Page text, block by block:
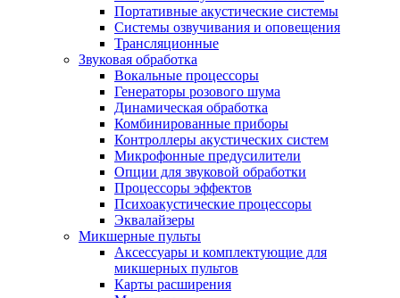
Портативные акустические системы
Системы озвучивания и оповещения
Трансляционные
Звуковая обработка
Вокальные процессоры
Генераторы розового шума
Динамическая обработка
Комбинированные приборы
Контроллеры акустических систем
Микрофонные предусилители
Опции для звуковой обработки
Процессоры эффектов
Психоакустические процессоры
Эквалайзеры
Микшерные пульты
Аксессуары и комплектующие для
микшерных пультов
Карты расширения